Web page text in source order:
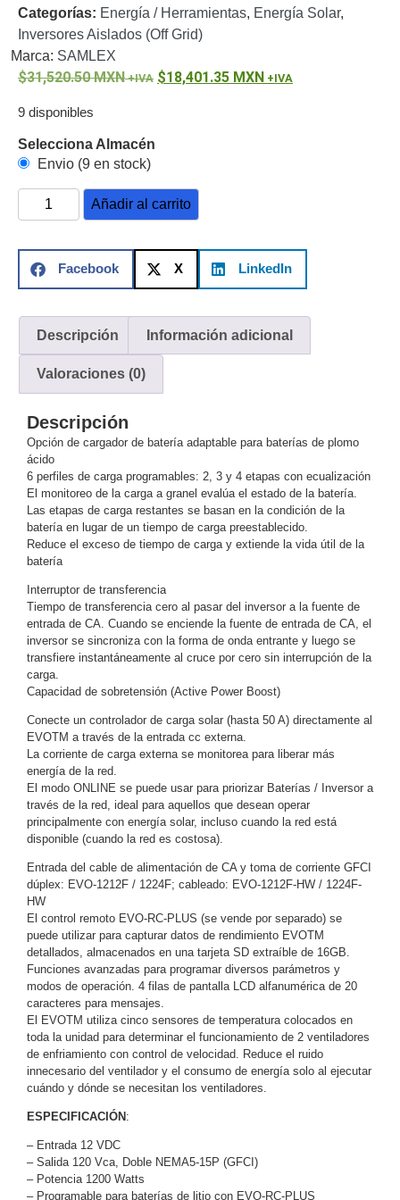
o
RefaccionesProbadores
de
VideoTransceptores
de Video
Conectores
Adaptador
a
RCA
Audio
VideoCable
Coaxial y
ConectoresCables
Armados -
CoaxialCategoría
5eFibra
ÓpticaPara
y
ElectricidadRG59
CaP TelefónicoVGA
/ DVI /
HDMI
Cámaras
IP y NVRs
Ambientes
Salinos
(Anticorrosión)Antiexplosión BalaCodificadores
y
Decodificadores
de
Video
Cubo
Domo
/ Eyeball /
TurretFisheye
y
HemisféricasLente
MotorizadoNVRs
Network
Video
RecordersProfesionales
CajaPTZ Térmicas
WiFi
/ 4G /
Inalámbricas
Cámaras
y DVRs
HD
TurboHD
/ AHD /
HD-TVI
Ambientes
SalinosAntiexplosión
/ Eyeball /
TurretEspeciales Lente
MotorizadoOcultas
Categorías: Energía / Herramientas, Energía Solar,
Inversores Aislados (Off Grid)
Marca: SAMLEX
31,520.50MXN 18,401.35 MXN
9 disponibles
Selecciona Almacén
Envio (9 en stock)
Añadir al carrito
Facebook X LinkedIn
Descripción Información adicional
Valoraciones (0)
Descripción
Opción de cargador de batería adaptable para baterías de plomo
ácido
6 perfiles de carga programables: 2, 3 y 4 etapas con ecualización
El monitoreo de la carga a granel evalúa el estado de la batería.
Las etapas de carga restantes se basan en la condición de la
batería en lugar de un tiempo de carga preestablecido.
Reduce el exceso de tiempo de carga y extiende la vida útil de la
batería
Interruptor de transferencia
Tiempo de transferencia cero al pasar del inversor a la fuente de
entrada de CA. Cuando se enciende la fuente de entrada de CA, el
inversor se sincroniza con la forma de onda entrante y luego se
transfiere instantáneamente al cruce por cero sin interrupción de la
carga.
Capacidad de sobretensión (Active Power Boost)
Conecte un controlador de carga solar (hasta 50 A) directamente al
EVOTM a través de la entrada cc externa.
La corriente de carga externa se monitorea para liberar más
energía de la red.
El modo ONLINE se puede usar para priorizar Baterías / Inversor a
través de la red, ideal para aquellos que desean operar
principalmente con energía solar, incluso cuando la red está
disponible (cuando la red es costosa).
Entrada del cable de alimentación de CA y toma de corriente GFCI
dúplex: EVO-1212F / 1224F; cableado: EVO-1212F-HW / 1224F-
HW
El control remoto EVO-RC-PLUS (se vende por separado) se
puede utilizar para capturar datos de rendimiento EVOTM
detallados, almacenados en una tarjeta SD extraíble de 16GB.
Funciones avanzadas para programar diversos parámetros y
modos de operación. 4 filas de pantalla LCD alfanumérica de 20
caracteres para mensajes.
El EVOTM utiliza cinco sensores de temperatura colocados en
toda la unidad para determinar el funcionamiento de 2 ventiladores
de enfriamiento con control de velocidad. Reduce el ruido
innecesario del ventilador y el consumo de energía solo al ejecutar
cuándo y dónde se necesitan los ventiladores.
ESPECIFICACIÓN :
– Entrada 12 VDC
– Salida 120 Vca, Doble NEMA5-15P (GFCI)
– Potencia 1200 Watts
– Programable para baterías de litio con EVO-RC-PLUS